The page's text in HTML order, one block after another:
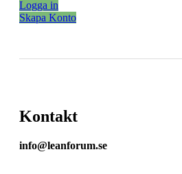
Logga in
Skapa Konto
Kontakt
info@leanforum.se